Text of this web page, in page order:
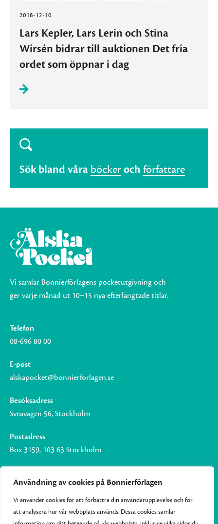
Användning av cookies på Bonnierförlagen
Vi använder cookies för att förbättra din användarupplevelse och för
att analysera hur vår webbplats används. Dessa cookies samlar
2018-12-10
Lars Kepler, Lars Lerin och Stina
Wirsén bidrar till auktionen Det fria
ordet som öppnar i dag
Sök bland våra böckeroch författare
Vi samlar Bonnierförlagens pocketutgivning och
ger varje månad ut 10–15 nya efterlängtade titlar.
Telefon
08-696 80 00
E-post
alskapocket@bonnierforlagen.se
Besöksadress
Sveavägen 56, Stockholm
Postadress
Box 3159, 103 63 Stockholm
Om Bonnierförlagen
Cookies